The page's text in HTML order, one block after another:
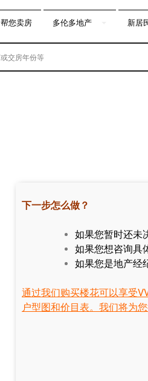
帮您卖房 多伦多地产 新居
下一步怎么做？
如果您暂时还未
如果您想咨询具
如果您是地产经
通过我们购买楼花可以享受
户型图和价目表。我们将为